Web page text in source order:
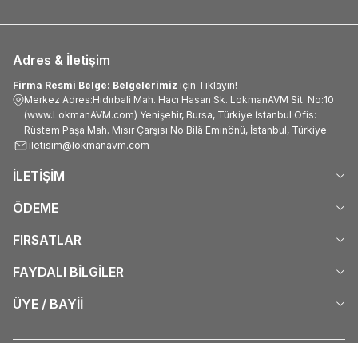
Adres & İletişim
Firma Resmi Belge: Belgelerimiz için Tıklayın!
Merkez Adres:Hıdırbali Mah. Hacı Hasan Sk. LokmanAVM Sit. No:10
(www.LokmanAVM.com) Yenişehir, Bursa, Türkiye İstanbul Ofis:
Rüstem Paşa Mah. Mısır Çarşısı No:Bilâ Eminönü, İstanbul, Türkiye
iletisim@lokmanavm.com
İLETİŞİM
ÖDEME
FIRSATLAR
FAYDALI BİLGİLER
ÜYE / BAYİİ